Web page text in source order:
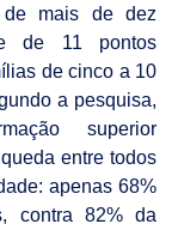
de mais de dez
de 11 pontos
de cinco a 10
a pesquisa,
superior
entre todos
apenas 68%
contra 82% da